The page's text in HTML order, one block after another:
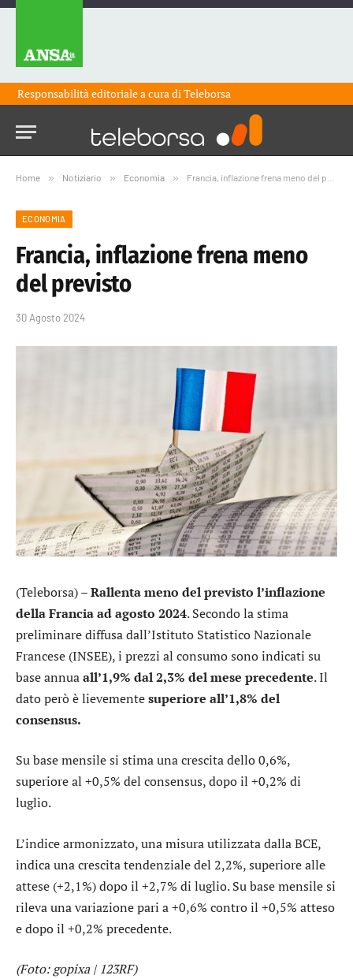
Responsabilità editoriale a cura diTeleborsa
Home » Notiziario » Economia » Francia, inflazione frena meno del previsto
ECONOMIA
Francia, inflazione frena meno
del previsto
30 Agosto 2024
(Teleborsa) –Rallenta meno del previsto l’inflazione
della Francia ad agosto 2024. Secondo la stima
preliminare diffusa dall’Istituto Statistico Nazionale
Francese (INSEE), i prezzi al consumo sono indicati su
base annuaall’1,9% dal 2,3% del mese precedente. Il
dato però è lievementesuperiore all’1,8% del
consensus.
Su base mensile si stima una crescita dello 0,6%,
superiore al +0,5% del consensus, dopo il +0,2% di
luglio.
L’indice armonizzato, una misura utilizzata dalla BCE,
indica una crescita tendenziale del 2,2%, superiore alle
attese (+2,1%) dopo il +2,7% di luglio. Su base mensile si
rileva una variazione pari a +0,6% contro il +0,5% atteso
e dopo il +0,2% precedente.
(Foto: gopixa | 123RF)